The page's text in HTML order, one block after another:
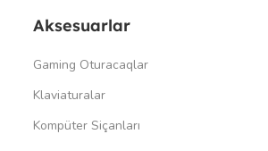
Aksesuarlar
Gaming Oturacaqlar
Klaviaturalar
Kompüter Siçanları